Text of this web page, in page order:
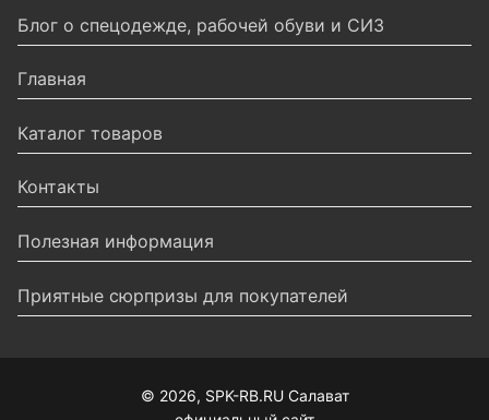
Блог о спецодежде, рабочей обуви и СИЗ
Главная
Каталог товаров
Контакты
Полезная информация
Приятные сюрпризы для покупателей
© 2026, SPK-RB.RU Салават